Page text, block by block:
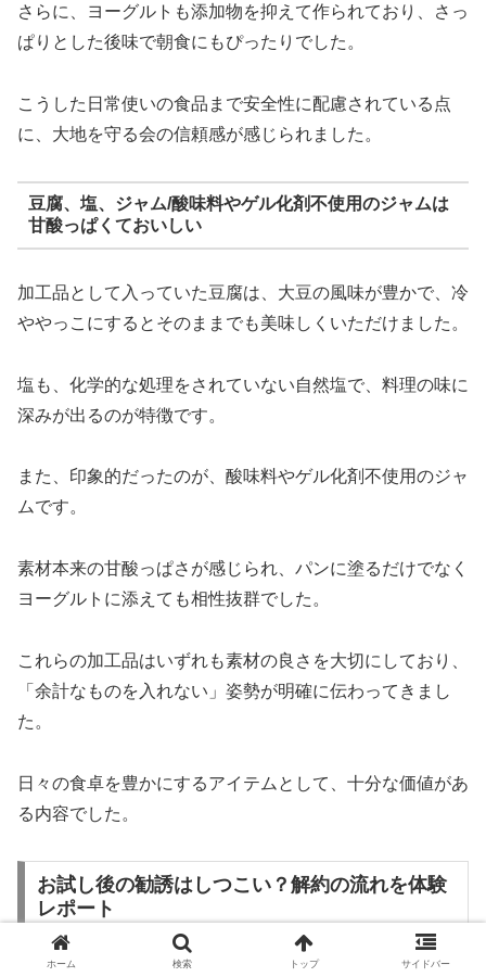
さらに、ヨーグルトも添加物を抑えて作られており、さっ
ぱりとした後味で朝食にもぴったりでした。
こうした日常使いの食品まで安全性に配慮されている点
に、大地を守る会の信頼感が感じられました。
豆腐、塩、ジャム/酸味料やゲル化剤不使用のジャムは
甘酸っぱくておいしい
加工品として入っていた豆腐は、大豆の風味が豊かで、冷
ややっこにするとそのままでも美味しくいただけました。
塩も、化学的な処理をされていない自然塩で、料理の味に
深みが出るのが特徴です。
また、印象的だったのが、酸味料やゲル化剤不使用のジャ
ムです。
素材本来の甘酸っぱさが感じられ、パンに塗るだけでなく
ヨーグルトに添えても相性抜群でした。
これらの加工品はいずれも素材の良さを大切にしており、
「余計なものを入れない」姿勢が明確に伝わってきまし
た。
日々の食卓を豊かにするアイテムとして、十分な価値があ
る内容でした。
お試し後の勧誘はしつこい？解約の流れを体験
レポート
ホーム 検索 トップ サイドバー